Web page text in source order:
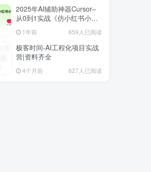
2025年AI辅助神器Cursor–
从0到1实战《仿小红书小程
序》1年前 659人已阅读
极客时间-AI工程化项目实战
营|资料齐全
4个月前 627人已阅读